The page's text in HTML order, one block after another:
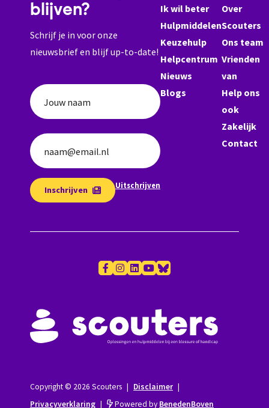
blijven?
Schrijf je in voor onze
nieuwsbrief en blijf up-to-date!
Jouw naam
naam@email.nl
Inschrijven Uitschrijven
Ik wil beter
Hulpmiddelen
Keuzehulp
Helpcentrum
Nieuws
Blogs
Over
Scouters
Ons team
Vrienden
van
Help ons
ook
Zakelijk
Contact
Copyright © 2026 Scouters | Disclaimer |
Privacyverklaring | Powered by BenedenBoven